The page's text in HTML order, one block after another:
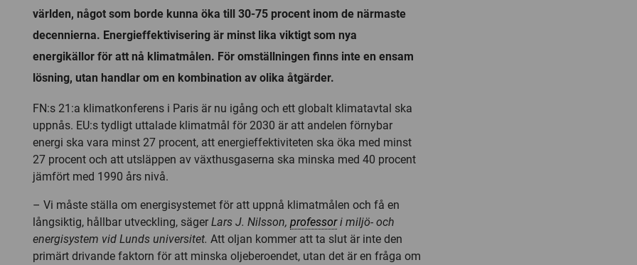
världen, något som borde kunna öka till 30-75 procent inom de närmaste
decennierna. Energieffektivisering är minst lika viktigt som nya
energikällor för att nå klimatmålen. För omställningen finns inte en ensam
lösning, utan handlar om en kombination av olika åtgärder.
FN:s 21:a klimatkonferens i Paris är nu igång och ett globalt klimatavtal ska
uppnås. EU:s tydligt uttalade klimatmål för 2030 är att andelen förnybar
energi ska vara minst 27 procent, att energieffektiviteten ska öka med minst
27 procent och att utsläppen av växthusgaserna ska minska med 40 procent
jämfört med 1990 års nivå.
– Vi måste ställa om energisystemet för att uppnå klimatmålen och få en
långsiktig, hållbar utveckling, säger Lars J. Nilsson, professori miljö- och
energisystem vid Lunds universitet. Att oljan kommer att ta slut är inte den
primärt drivande faktorn för att minska oljeberoendet, utan det är en fråga om